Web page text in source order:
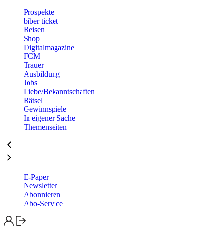
Prospekte
biber ticket
Reisen
Shop
Digitalmagazine
FCM
Trauer
Ausbildung
Jobs
Liebe/Bekanntschaften
Rätsel
Gewinnspiele
In eigener Sache
Themenseiten
E-Paper
Newsletter
Abonnieren
Abo-Service